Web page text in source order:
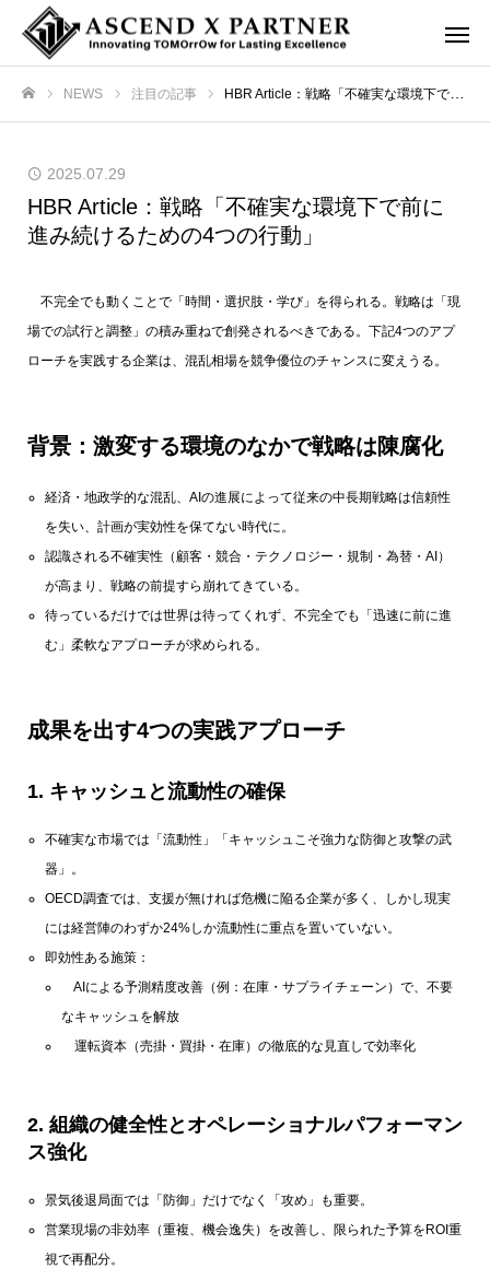
NEWS 注目の記事 HBR Article：戦略「不確実な環境下で前に進み続けるための4つの行動」
2025.07.29
HBR Article：戦略「不確実な環境下で前に
進み続けるための4つの行動」
不完全でも動くことで「時間・選択肢・学び」を得られる。戦略は「現
場での試行と調整」の積み重ねで創発されるべきである。下記4つのアプ
ローチを実践する企業は、混乱相場を競争優位のチャンスに変えうる。
背景：激変する環境のなかで戦略は陳腐化
経済・地政学的な混乱、AIの進展によって従来の中長期戦略は信頼性
を失い、計画が実効性を保てない時代に。
認識される不確実性（顧客・競合・テクノロジー・規制・為替・AI）
が高まり、戦略の前提すら崩れてきている。
待っているだけでは世界は待ってくれず、不完全でも「迅速に前に進
む」柔軟なアプローチが求められる。
成果を出す4つの実践アプローチ
1. キャッシュと流動性の確保
不確実な市場では「流動性」「キャッシュこそ強力な防御と攻撃の武
器」。
OECD調査では、支援が無ければ危機に陥る企業が多く、しかし現実
には経営陣のわずか24%しか流動性に重点を置いていない。
即効性ある施策：
AIによる予測精度改善（例：在庫・サプライチェーン）で、不要
なキャッシュを解放
運転資本（売掛・買掛・在庫）の徹底的な見直しで効率化
2. 組織の健全性とオペレーショナルパフォーマン
ス強化
景気後退局面では「防御」だけでなく「攻め」も重要。
営業現場の非効率（重複、機会逸失）を改善し、限られた予算をROI重
視で再配分。